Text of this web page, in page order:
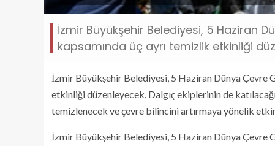
İzmir Büyükşehir Belediyesi, 5 Haziran
kapsamında üç ayrı temizlik etkinliği
İzmir Büyükşehir Belediyesi, 5 Haziran Dünya Çevre
etkinliği düzenleyecek. Dalgıç ekiplerinin de
temizlenecek ve çevre bilincini artırmaya yönelik
İzmir Büyükşehir Belediyesi, 5 Haziran Dünya Çevre